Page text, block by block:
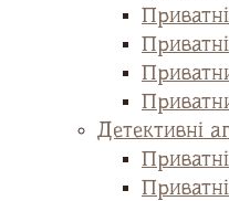
Детективні